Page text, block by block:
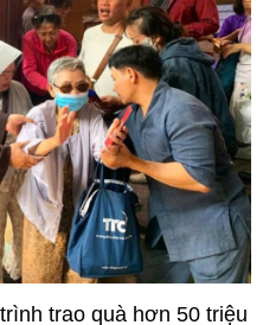
trao quà hơn 50 triệu